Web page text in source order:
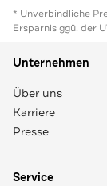
* Unverbindliche
Ersparnis ggü. der
Unternehmen
Über uns
Karriere
Presse
Service